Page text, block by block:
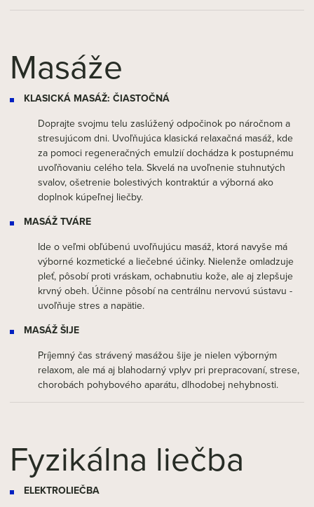
Masáže
KLASICKÁ MASÁŽ: ČIASTOČNÁ
Doprajte svojmu telu zaslúžený odpočinok po náročnom a
stresujúcom dni. Uvoľňujúca klasická relaxačná masáž, kde
za pomoci regeneračných emulzií dochádza k postupnému
uvoľňovaniu celého tela. Skvelá na uvoľnenie stuhnutých
svalov, ošetrenie bolestivých kontraktúr a výborná ako
doplnok kúpeľnej liečby.
MASÁŽ TVÁRE
Ide o veľmi obľúbenú uvoľňujúcu masáž, ktorá navyše má
výborné kozmetické a liečebné účinky. Nielenže omladzuje
pleť, pôsobí proti vráskam, ochabnutiu kože, ale aj zlepšuje
krvný obeh. Účinne pôsobí na centrálnu nervovú sústavu -
uvoľňuje stres a napätie.
MASÁŽ ŠIJE
Príjemný čas strávený masážou šije je nielen výborným
relaxom, ale má aj blahodarný vplyv pri prepracovaní, strese,
chorobách pohybového aparátu, dlhodobej nehybnosti.
Fyzikálna liečba
ELEKTROLIEČBA